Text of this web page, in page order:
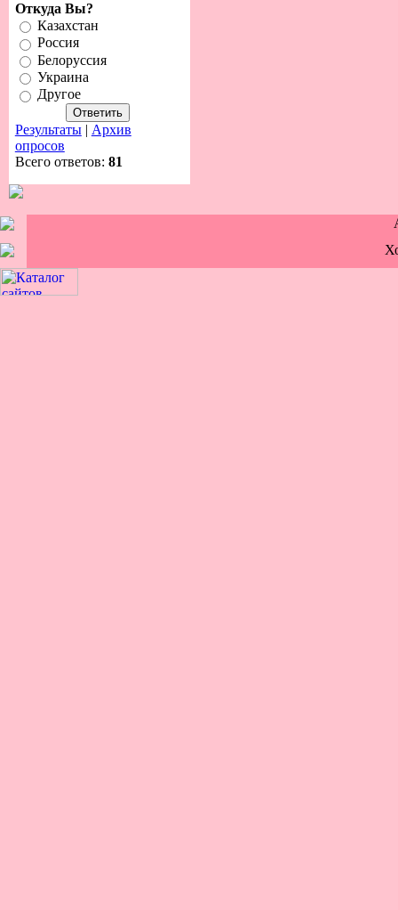
Откуда Вы?
Казахстан
Россия
Белоруссия
Украина
Другое
Результаты| Архив
опросов
Всего ответов: 81